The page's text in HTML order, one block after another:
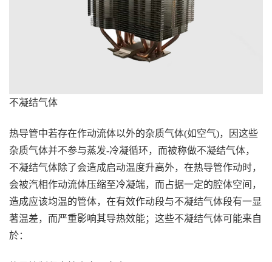
不凝结气体
热导管中若存在作动流体以外的杂质气体(如空气)，因这些
杂质气体并不参与蒸发-冷凝循环，而被称做不凝结气体，
不凝结气体除了会造成启动温度升高外，在热导管作动时，
会被汽相作动流体压缩至冷凝端，而占据一定的腔体空间，
造成应该均温的管体，在有效作动段与不凝结气体段有一显
著温差，而严重影响其导热效能；这些不凝结气体可能来自
於：